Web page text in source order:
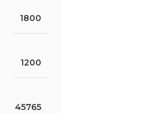
1800
1200
45765